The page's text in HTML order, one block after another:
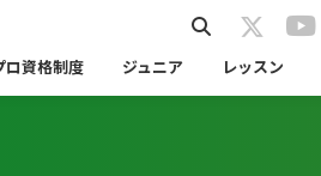
ロ資格制度 ジュニア レッスン